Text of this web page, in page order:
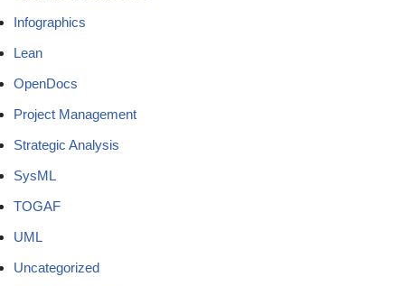
Infographics
Lean
OpenDocs
Project Management
Strategic Analysis
SysML
TOGAF
UML
Uncategorized